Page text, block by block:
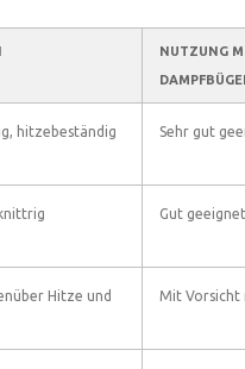
NUTZUNG
hitzebeständig Sehr gut
Gut geeignet
Hitze und
Mit Vorsicht